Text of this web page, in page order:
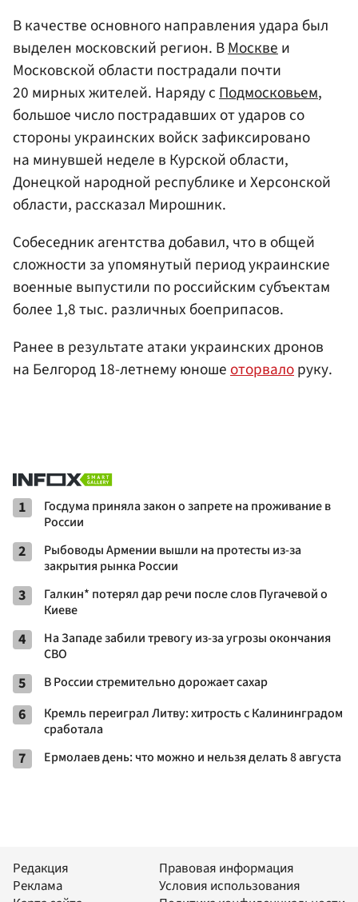
В качестве основного направления удара был
выделен московский регион. ВМоскве и
Московской области пострадали почти
20 мирных жителей. Наряду с Подмосковьем,
большое число пострадавших от ударов со
стороны украинских войск зафиксировано
на минувшей неделе в Курской области,
Донецкой народной республике и Херсонской
области, рассказал Мирошник.
Собеседник агентства добавил, что в общей
сложности за упомянутый период украинские
военные выпустили по российским субъектам
более 1,8 тыс. различных боеприпасов.
Ранее в результате атаки украинских дронов
на Белгород 18-летнему юношеоторвалоруку.
1
Госдума приняла закон о запрете на проживание в
России
2
Рыбоводы Армении вышли на протесты из-за
закрытия рынка России
3
Галкин* потерял дар речи после слов Пугачевой о
Киеве
4
На Западе забили тревогу из-за угрозы окончания
СВО
5 В России стремительно дорожает сахар
6
Кремль переиграл Литву: хитрость с Калининградом
сработала
7 Ермолаев день: что можно и нельзя делать 8 августа
Редакция
Реклама
Правовая информация
Условия использования